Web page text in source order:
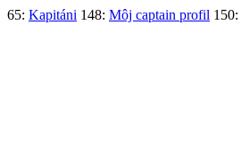
65: Kapitáni 148: Môj captain profil 150: